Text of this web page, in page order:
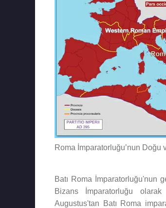
Roma İmparatorluğu’nun Doğu
Batı Roma İmparatorluğu'nun
Bizans İmparatorluğu
Augustus'tan Batı Roma